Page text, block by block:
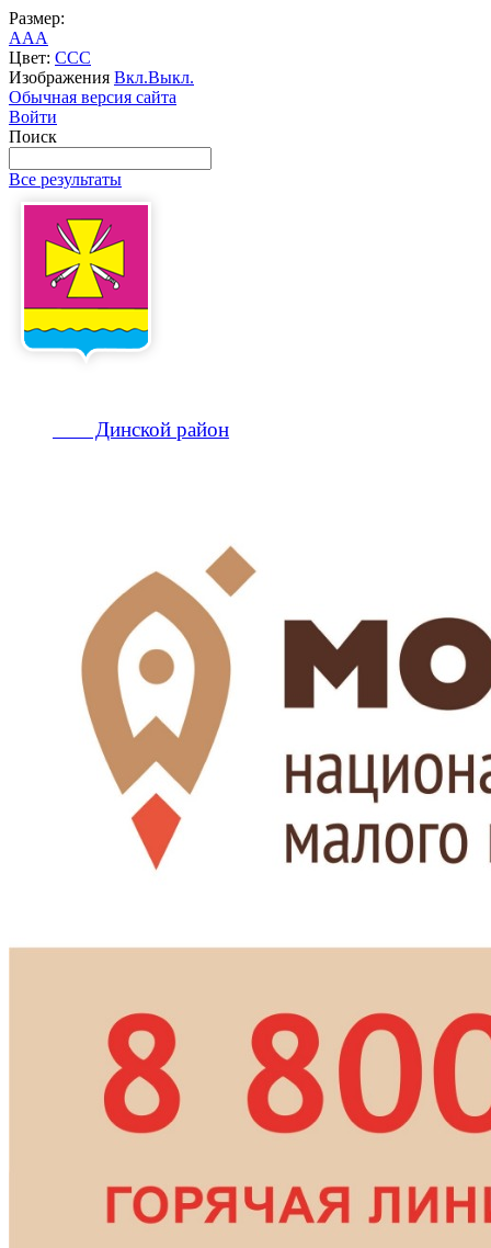
Размер:
AAA
Цвет: CCC
Изображения Вкл.Выкл.
Обычная версия сайта
Войти
Поиск
Все результаты
Динской район